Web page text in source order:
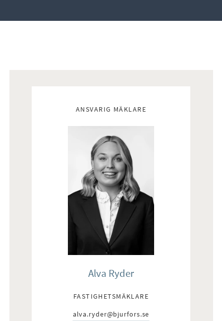
ANSVARIG MÄKLARE
Alva Ryder
FASTIGHETSMÄKLARE
E-post:
alva.ryder@bjurfors.se